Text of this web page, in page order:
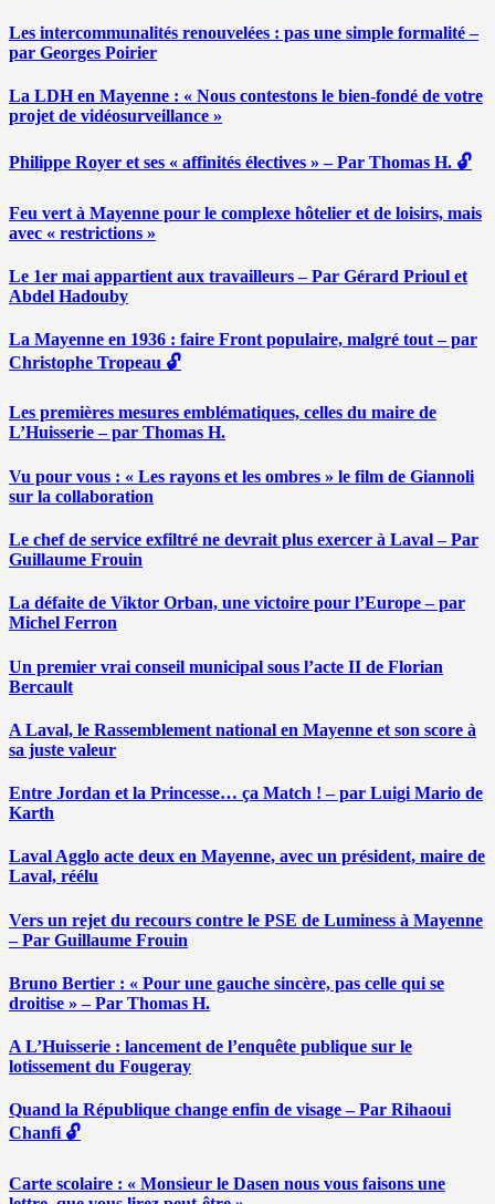
Les intercommunalités renouvelées : pas une simple formalité –
par Georges Poirier
La LDH en Mayenne : « Nous contestons le bien-fondé de votre
projet de vidéosurveillance »
Philippe Royer et ses « affinités électives » – Par Thomas H. 🔓
Feu vert à Mayenne pour le complexe hôtelier et de loisirs, mais
avec « restrictions »
Le 1er mai appartient aux travailleurs – Par Gérard Prioul et
Abdel Hadouby
La Mayenne en 1936 : faire Front populaire, malgré tout – par
Christophe Tropeau 🔓
Les premières mesures emblématiques, celles du maire de
L’Huisserie – par Thomas H.
Vu pour vous : « Les rayons et les ombres » le film de Giannoli
sur la collaboration
Le chef de service exfiltré ne devrait plus exercer à Laval – Par
Guillaume Frouin
La défaite de Viktor Orban, une victoire pour l’Europe – par
Michel Ferron
Un premier vrai conseil municipal sous l’acte II de Florian
Bercault
A Laval, le Rassemblement national en Mayenne et son score à
sa juste valeur
Entre Jordan et la Princesse… ça Match ! – par Luigi Mario de
Karth
Laval Agglo acte deux en Mayenne, avec un président, maire de
Laval, réélu
Vers un rejet du recours contre le PSE de Luminess à Mayenne
– Par Guillaume Frouin
Bruno Bertier : « Pour une gauche sincère, pas celle qui se
droitise » – Par Thomas H.
A L’Huisserie : lancement de l’enquête publique sur le
lotissement du Fougeray
Quand la République change enfin de visage – Par Rihaoui
Chanfi 🔓
Carte scolaire : « Monsieur le Dasen nous vous faisons une